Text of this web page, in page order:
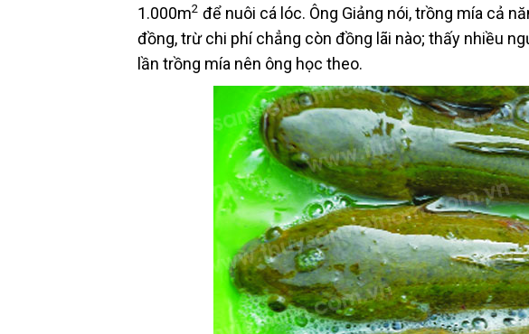
1.000m2 để nuôi cá lóc. Ông Giảng nói, trồng mía cả
đồng, trừ chi phí chẳng còn đồng lãi nào; thấy nhiều
lần trồng mía nên ông học theo.